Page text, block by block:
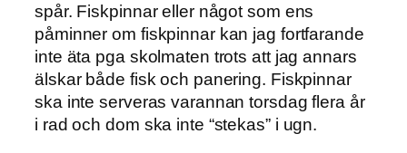
spår. Fiskpinnar eller något som ens
påminner om fiskpinnar kan jag fortfarande
inte äta pga skolmaten trots att jag annars
älskar både fisk och panering. Fiskpinnar
ska inte serveras varannan torsdag flera år
i rad och dom ska inte “stekas” i ugn.